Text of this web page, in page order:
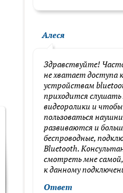
What code is in the
Вертикальные
Алеся
Здравствуйте!
не хватает доступа
устройствам
приходится
видеоролики и
пользоваться
развиваются и
беспроводные,
Bluetooth.
смотреть мне
к данному
Ответ